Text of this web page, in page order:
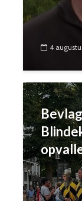
4